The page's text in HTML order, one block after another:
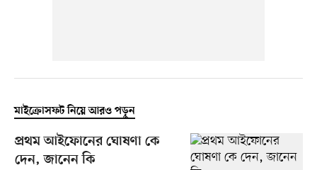
মাইক্রোসফট নিয়ে আরও পড়ুন
প্রথম আইফোনের ঘোষণা কে
দেন, জানেন কি